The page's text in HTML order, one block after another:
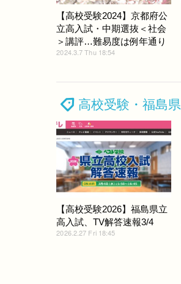
【高校受験2024】京都府公
立高入試・中期選抜＜社会
＞講評…難易度は例年通り
2024.3.7 Thu 18:54
高校受験・福島県
【高校受験2026】福島県立
高入試、TV解答速報3/4
2026.2.27 Fri 18:45